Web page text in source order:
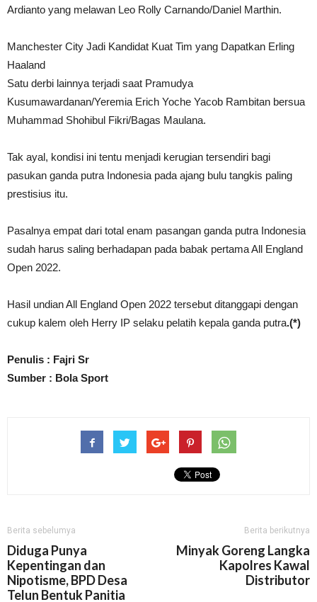
Ardianto yang melawan Leo Rolly Carnando/Daniel Marthin.
Manchester City Jadi Kandidat Kuat Tim yang Dapatkan Erling
Haaland
Satu derbi lainnya terjadi saat Pramudya
Kusumawardanan/Yeremia Erich Yoche Yacob Rambitan bersua
Muhammad Shohibul Fikri/Bagas Maulana.
Tak ayal, kondisi ini tentu menjadi kerugian tersendiri bagi
pasukan ganda putra Indonesia pada ajang bulu tangkis paling
prestisius itu.
Pasalnya empat dari total enam pasangan ganda putra Indonesia
sudah harus saling berhadapan pada babak pertama All England
Open 2022.
Hasil undian All England Open 2022 tersebut ditanggapi dengan
cukup kalem oleh Herry IP selaku pelatih kepala ganda putra.(*)
Penulis : Fajri Sr
Sumber : Bola Sport
Berita sebelumya
Diduga Punya
Kepentingan dan
Nipotisme, BPD Desa
Telun Bentuk Panitia
Berita berikutnya
Minyak Goreng Langka
Kapolres Kawal
Distributor